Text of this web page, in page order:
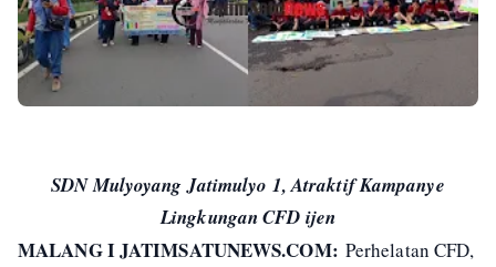
SDN Mulyoyang Jatimulyo 1, Atraktif Kampanye
Lingkungan CFD ijen
MALANG I JATIMSATUNEWS.COM: Perhelatan CFD,